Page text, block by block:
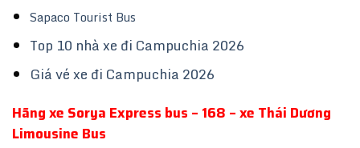
Sapaco Tourist Bus
Top 10 nhà xe đi Campuchia 2026
Giá vé xe đi Campuchia 2026
Hãng xe Sorya Express bus – 168 – xe Thái Dương
Limousine Bus